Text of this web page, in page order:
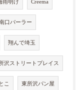
雨明け Creema
口パーラー
翔んで埼玉
沢ストリートプレイス
こ 東所沢パン屋